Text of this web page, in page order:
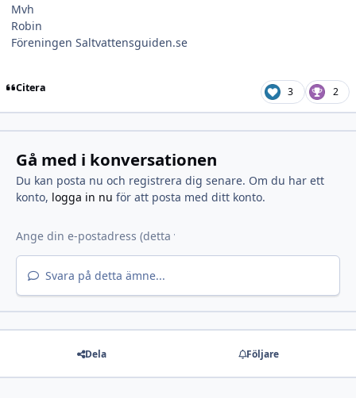
Mvh
Robin
Föreningen Saltvattensguiden.se
Citera 3 2
Gå med i konversationen
Du kan posta nu och registrera dig senare. Om du har ett
konto, logga in nu för att posta med ditt konto.
Svara på detta ämne...
Dela Följare